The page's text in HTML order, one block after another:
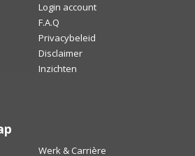
Login account
F.A.Q
Privacybeleid
Disclaimer
Inzichten
Werk & Carrière